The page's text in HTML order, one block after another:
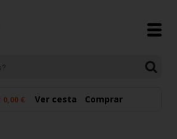
0,00 € Ver cesta Comprar